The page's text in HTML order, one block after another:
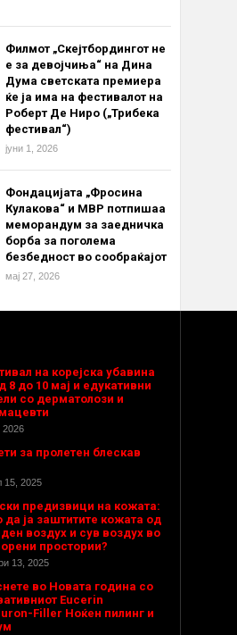
Филмот „Скејтбордингот не
е за девојчиња“ на Дина
Дума светската премиера
ќе ја има на фестивалот на
Роберт Де Ниро („Трибека
фестивал“)
јуни 1, 2026
Фондацијата „Фросина
Кулакова“ и МВР потпишаа
меморандум за заедничка
борба за поголема
безбедност во сообраќајот
мај 27, 2026
на корејска убавина
8 до 10 мај и едукативни
со дерматолози и
2026
за пролетен блескав
15, 2025
предизвици на кожата:
да ја заштитите кожата од
воздух и сув воздух во
простории?
13, 2025
во Новата година со
Eucerin
Filler Ноќен пилинг и